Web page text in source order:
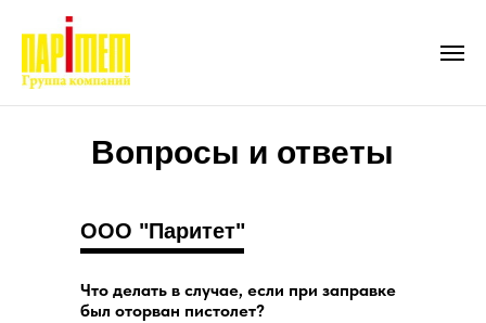
Вопросы и ответы
ООО "Паритет"
Что делать в случае, если при заправке
был оторван пистолет?